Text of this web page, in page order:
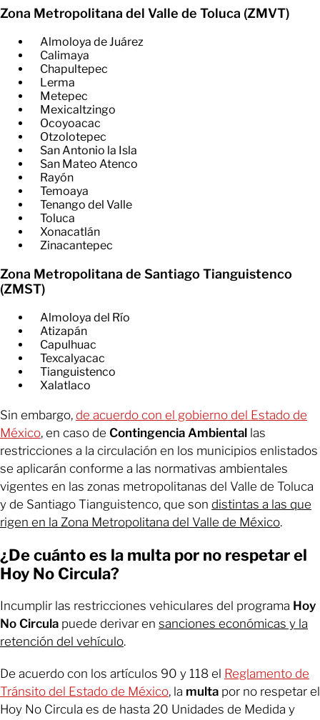
Zona Metropolitana del Valle de Toluca (ZMVT)
Almoloya de Juárez
Calimaya
Chapultepec
Lerma
Metepec
Mexicaltzingo
Ocoyoacac
Otzolotepec
San Antonio la Isla
San Mateo Atenco
Rayón
Temoaya
Tenango del Valle
Toluca
Xonacatlán
Zinacantepec
Zona Metropolitana de Santiago Tianguistenco
(ZMST)
Almoloya del Río
Atizapán
Capulhuac
Texcalyacac
Tianguistenco
Xalatlaco
Sin embargo, de acuerdo con el gobierno del Estado de
México, en caso de Contingencia Ambiental las
restricciones a la circulación en los municipios enlistados
se aplicarán conforme a las normativas ambientales
vigentes en las zonas metropolitanas del Valle de Toluca
y de Santiago Tianguistenco, que son distintas a las que
rigen en la Zona Metropolitana del Valle de México.
¿De cuánto es la multa por no respetar el
Hoy No Circula?
Incumplir las restricciones vehiculares del programa Hoy
No Circula puede derivar en sanciones económicas y la
retención del vehículo.
De acuerdo con los artículos 90 y 118 el Reglamento de
Tránsito del Estado de México, la multa por no respetar el
Hoy No Circula es de hasta 20 Unidades de Medida y